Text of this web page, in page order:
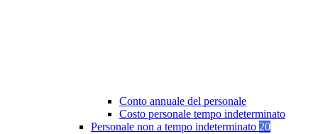
Conto annuale del personale
Costo personale tempo indeterminato
Personale non a tempo indeterminato 20